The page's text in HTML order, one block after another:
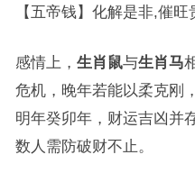
【五帝钱】化解是非,催旺
感情上， 生肖鼠与生肖马
危机，晚年若能以柔克刚
明年癸卯年，财运吉凶并
数人需防破财不止。